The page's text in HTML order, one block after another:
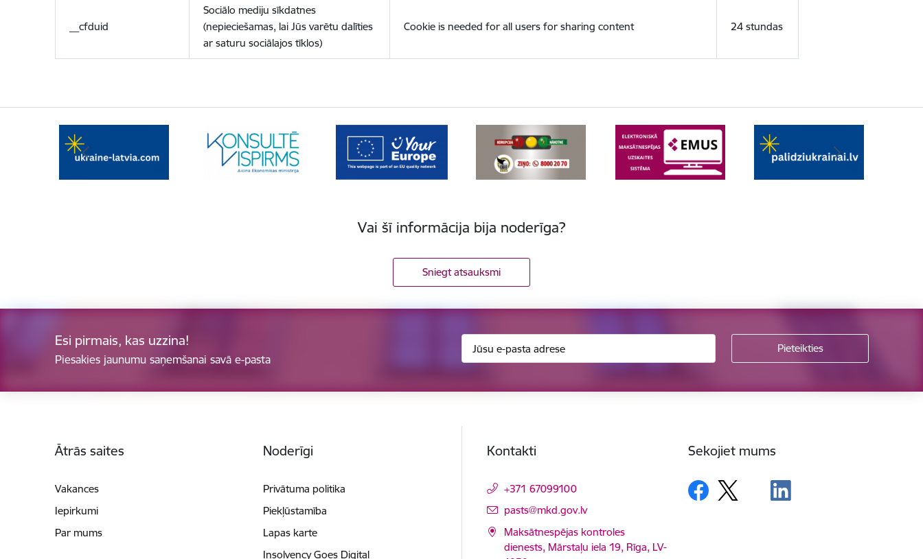
__cfduid
Sociālo mediju sīkdatnes
(nepieciešamas, lai Jūs varētu dalīties
ar saturu sociālajos tīklos)
Cookie is needed for all users for sharing content 24 stundas
Vai šī informācija bija noderīga?
Sniegt atsauksmi
Esi pirmais, kas uzzina!
Piesakies jaunumu saņemšanai savā e-pasta
Ātrās saites
Vakances
Iepirkumi
Par mums
Noderīgi
Privātuma politika
Piekļūstamība
Lapas karte
Insolvency Goes Digital
Kontakti
+371 67099100
E-pasts:
pasts@mkd.gov.lv
Maksātnespējas kontroles
dienests, Mārstaļu iela 19, Rīga, LV-
Sekojiet mums